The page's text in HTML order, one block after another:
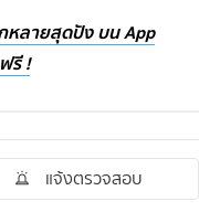
หลายสุดปัง บน App
รี !
แจ้งตรวจสอบ